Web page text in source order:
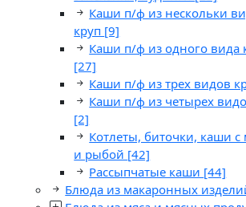
Каши п/ф из нескольки
круп [9]
Каши п/ф из одного вида
[27]
Каши п/ф из трех видов
Каши п/ф из четырех
[2]
Котлеты, биточки, каши с
и рыбой [42]
Рассыпчатые каши [44]
Блюда из макаронных